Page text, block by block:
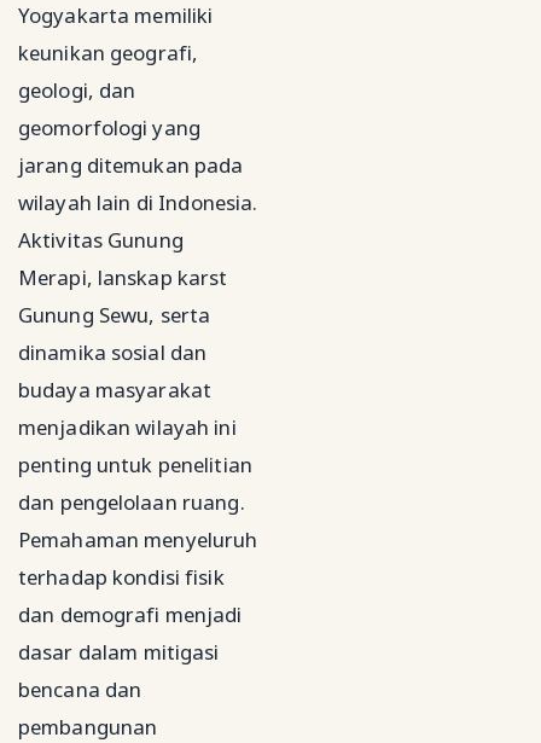
Yogyakarta memiliki
keunikan geografi,
geologi, dan
geomorfologi yang
jarang ditemukan pada
wilayah lain di Indonesia.
Aktivitas Gunung
Merapi, lanskap karst
Gunung Sewu, serta
dinamika sosial dan
budaya masyarakat
menjadikan wilayah ini
penting untuk penelitian
dan pengelolaan ruang.
Pemahaman menyeluruh
terhadap kondisi fisik
dan demografi menjadi
dasar dalam mitigasi
bencana dan
pembangunan